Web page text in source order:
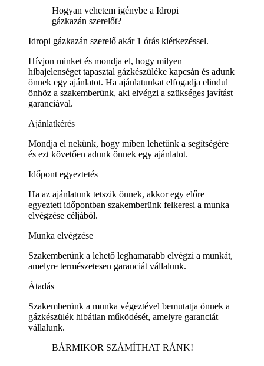
Hogyan vehetem igénybe a Idropi
gázkazán szerelőt?
Idropi gázkazán szerelő akár 1 órás kiérkezéssel.
Hívjon minket és mondja el, hogy milyen
hibajelenséget tapasztal gázkészüléke kapcsán és adunk
önnek egy ajánlatot. Ha ajánlatunkat elfogadja elindul
önhöz a szakemberünk, aki elvégzi a szükséges javítást
garanciával.
Ajánlatkérés
Mondja el nekünk, hogy miben lehetünk a segítségére
és ezt követően adunk önnek egy ajánlatot.
Időpont egyeztetés
Ha az ajánlatunk tetszik önnek, akkor egy előre
egyeztett időpontban szakemberünk felkeresi a munka
elvégzése céljából.
Munka elvégzése
Szakemberünk a lehető leghamarabb elvégzi a munkát,
amelyre természetesen garanciát vállalunk.
Átadás
Szakemberünk a munka végeztével bemutatja önnek a
gázkészülék hibátlan működését, amelyre garanciát
vállalunk.
BÁRMIKOR SZÁMÍTHAT RÁNK!